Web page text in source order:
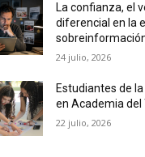
La confianza, el
diferencial en la
24 julio, 2026
Estudiantes de
en Academia del
22 julio, 2026